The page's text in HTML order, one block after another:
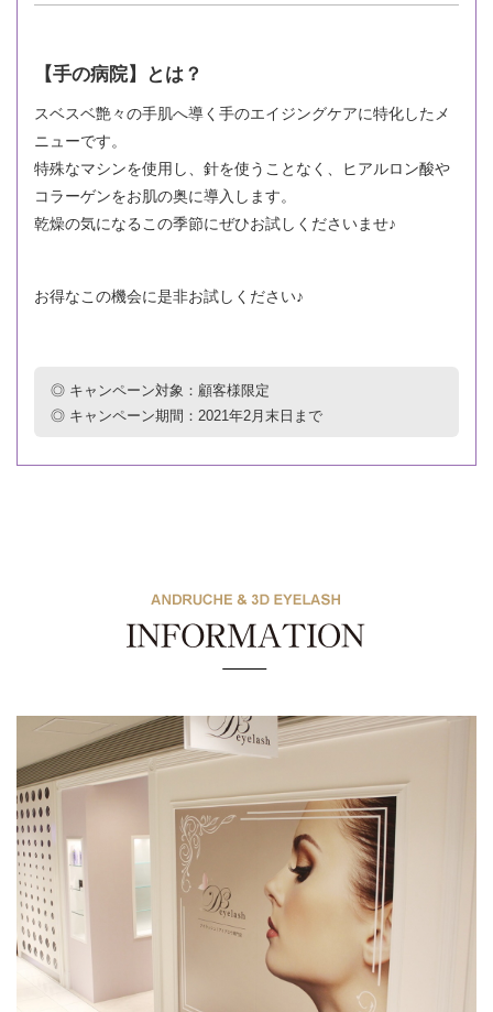
【手の病院】とは？
スベスベ艶々の手肌へ導く手のエイジングケアに特化したメ
ニューです。
特殊なマシンを使用し、針を使うことなく、ヒアルロン酸や
コラーゲンをお肌の奥に導入します。
乾燥の気になるこの季節にぜひお試しくださいませ♪
お得なこの機会に是非お試しください♪
◎ キャンペーン対象：顧客様限定
◎ キャンペーン期間：2021年2月末日まで